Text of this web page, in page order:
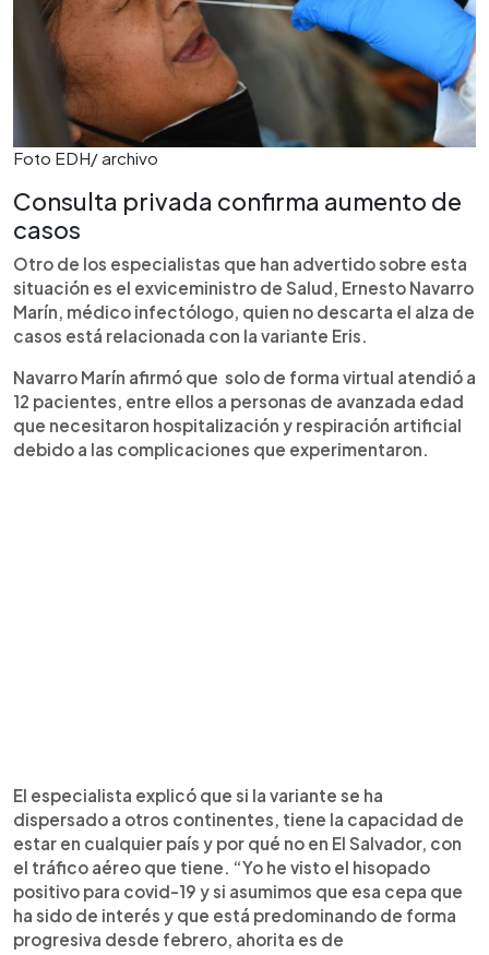
Foto EDH/ archivo
Consulta privada confirma aumento de
casos
Otro de los especialistas que han advertido sobre esta
situación es el exviceministro de Salud, Ernesto Navarro
Marín, médico infectólogo, quien no descarta el alza de
casos está relacionada con la variante Eris.
Navarro Marín afirmó que solo de forma virtual atendió a
12 pacientes, entre ellos a personas de avanzada edad
que necesitaron hospitalización y respiración artificial
debido a las complicaciones que experimentaron.
El especialista explicó que si la variante se ha
dispersado a otros continentes, tiene la capacidad de
estar en cualquier país y por qué no en El Salvador, con
el tráfico aéreo que tiene. “Yo he visto el hisopado
positivo para covid-19 y si asumimos que esa cepa que
ha sido de interés y que está predominando de forma
progresiva desde febrero, ahorita es de